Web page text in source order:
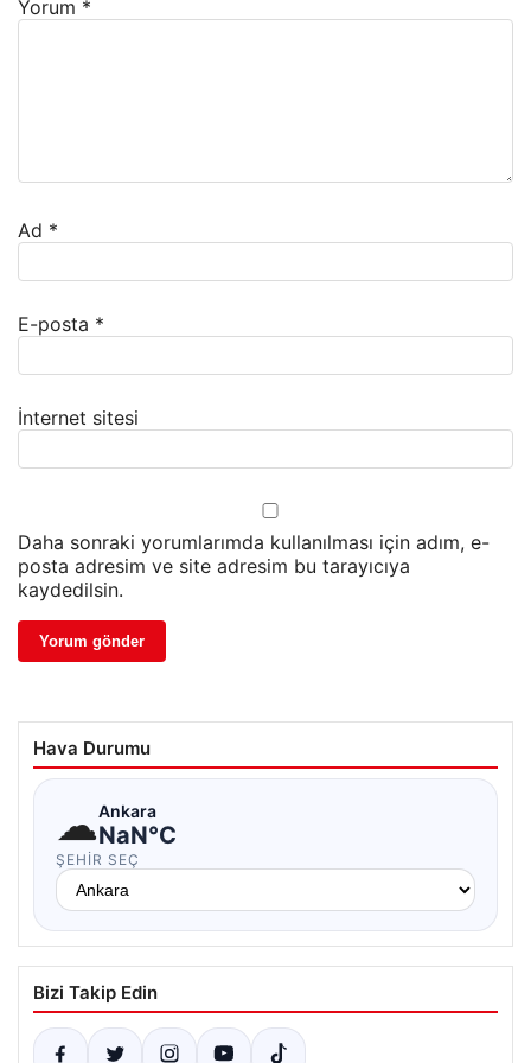
Yorum *
Ad *
E-posta *
İnternet sitesi
Daha sonraki yorumlarımda kullanılması için adım, e-
posta adresim ve site adresim bu tarayıcıya
kaydedilsin.
Hava Durumu
☁Ankara
NaN°C
ŞEHIR SEÇ
Bizi Takip Edin